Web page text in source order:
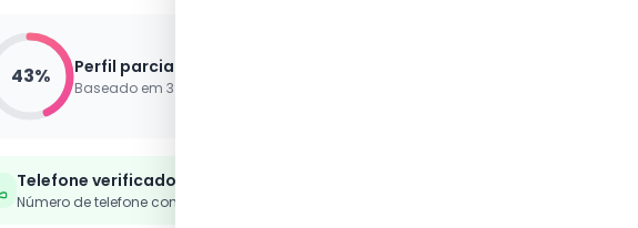
43% Perfil parcialmente verificado
Baseado em 3
Telefone verificado
Número de telefone confirmado pela plataforma